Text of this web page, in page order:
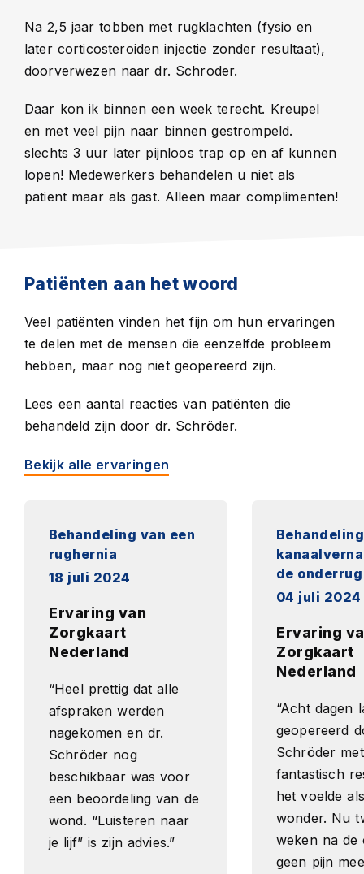
Na 2,5 jaar tobben met rugklachten (fysio en
later corticosteroiden injectie zonder resultaat),
doorverwezen naar dr. Schroder.
Daar kon ik binnen een week terecht. Kreupel
en met veel pijn naar binnen gestrompeld.
slechts 3 uur later pijnloos trap op en af kunnen
lopen! Medewerkers behandelen u niet als
patient maar als gast. Alleen maar complimenten!
Patiënten aan het woord
Veel patiënten vinden het fijn om hun ervaringen
te delen met de mensen die eenzelfde probleem
hebben, maar nog niet geopereerd zijn.
Lees een aantal reacties van patiënten die
behandeld zijn door dr. Schröder.
Bekijk alle ervaringen
Behandeling van een
rughernia
18 juli 2024
Ervaring van
Zorgkaart
Nederland
“Heel prettig dat alle
afspraken werden
nagekomen en dr.
Schröder nog
beschikbaar was voor
een beoordeling van de
wond. “Luisteren naar
je lijf” is zijn advies.”
de onderrug
04 juli 2024
Ervaring
Zorgkaart
Nederland
“Acht dagen
geopereerd
Schröder
fantastisch
het voelde
wonder. Nu
weken na de
geen pijn